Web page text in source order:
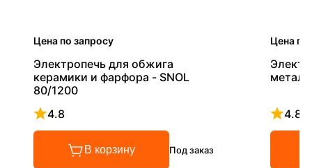
Цена по запросу
Электропечь для обжига
керамики и фарфора - SNOL
80/1200
4.8
Рейтинг 4.8 из 5
В корзину Под заказ
Цена по
4.8